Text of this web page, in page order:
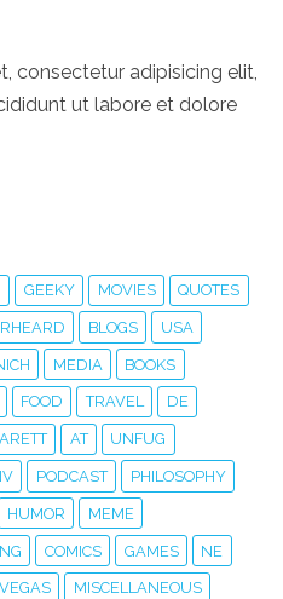
consectetur adipisicing elit,
ut labore et dolore
GEEKY MOVIES QUOTES
BLOGS USA
MEDIA BOOKS
FOOD TRAVEL DE
AT UNFUG
PODCAST PHILOSOPHY
HUMOR MEME
COMICS GAMES NE
MISCELLANEOUS